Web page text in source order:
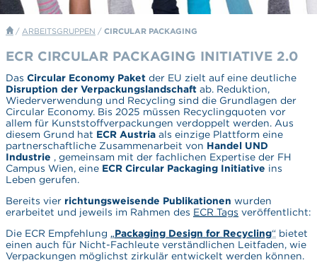
/ ARBEITSGRUPPEN / CIRCULAR PACKAGING
ECR CIRCULAR PACKAGING INITIATIVE 2.0
Das Circular Economy Paketder EU zielt auf eine deutliche
Disruption der Verpackungslandschaftab. Reduktion,
Wiederverwendung und Recycling sind die Grundlagen der
Circular Economy. Bis 2025 müssen Recyclingquoten vor
allem für Kunststoffverpackungen verdoppelt werden. Aus
diesem Grund hat ECR Austriaals einzige Plattform eine
partnerschaftliche Zusammenarbeit von Handel UND
Industrie , gemeinsam mit der fachlichen Expertise der FH
Campus Wien, eine ECR Circular Packaging Initiative ins
Leben gerufen.
Bereits vier richtungsweisende Publikationen wurden
erarbeitet und jeweils im Rahmen des ECR Tags veröffentlicht:
Die ECR Empfehlung „Packaging Design for Recycling“bietet
einen auch für Nicht-Fachleute verständlichen Leitfaden, wie
Verpackungen möglichst zirkulär entwickelt werden können.